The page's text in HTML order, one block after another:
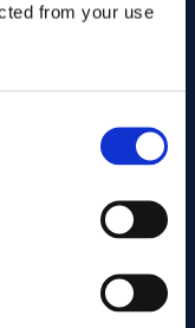
from your use